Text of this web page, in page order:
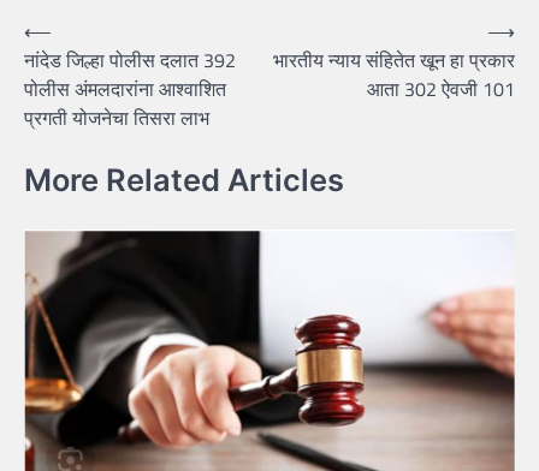
Post
navigation
⟵
नांदेड जिल्हा पोलीस दलात 392
पोलीस अंमलदारांना आश्वाशित
प्रगती योजनेचा तिसरा लाभ
भारतीय न्याय संहितेत खून हा प्रकार
आता 302 ऐवजी 101
⟶
More Related Articles